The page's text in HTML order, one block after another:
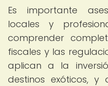
Es importante
locales y
comprender
fiscales y las
aplican a la
destinos exóticos, y